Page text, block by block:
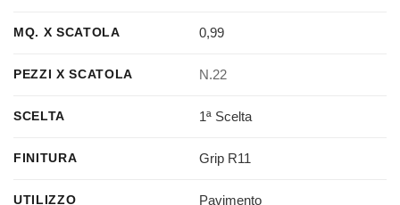
MQ. X SCATOLA 0,99
PEZZI X SCATOLA N.22
SCELTA 1ª Scelta
FINITURA Grip R11
UTILIZZO Pavimento